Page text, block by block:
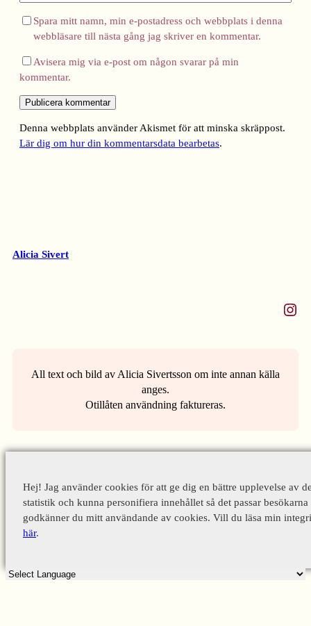
Spara mitt namn, min e-postadress och webbplats i denna
webbläsare till nästa gång jag skriver en kommentar.
Avisera mig via e-post om någon svarar på min
kommentar.
Denna webbplats använder Akismet för att minska skräppost.
Lär dig om hur din kommentarsdata bearbetas.
Alicia Sivert
Instagram
All text och bild av Alicia Sivertsson om inte annan källa
anges.
Otillåten användning faktureras.
Hej! Jag använder cookies för att ge dig en bättre upplevelse av
statistik och kunna personifiera innehållet så det passar
godkänner du mitt användande av cookies. Vill du läsa min
här.